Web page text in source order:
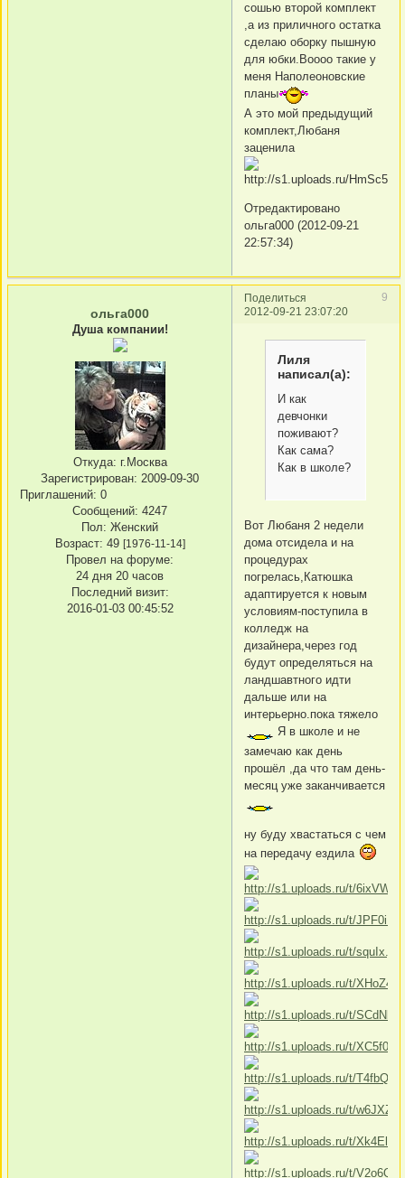
сошью второй комплект
,а из приличного остатка
сделаю оборку пышную
для юбки.Воооо такие у
меня Наполеоновские
планы
А это мой предыдущий
комплект,Любаня
заценила
Отредактировано
ольга000 (2012-09-21
22:57:34)
Поделиться
9
2012-09-21 23:07:20
ольга000
Душа компании!
Откуда: г.Москва
Зарегистрирован: 2009-09-30
Приглашений: 0
Сообщений: 4247
Пол: Женский
Возраст: 49 [1976-11-14]
Провел на форуме:
24 дня 20 часов
Последний визит:
2016-01-03 00:45:52
Лиля
написал(а):
И как
девчонки
поживают?
Как сама?
Как в школе?
Вот Любаня 2 недели
дома отсидела и на
процедурах
погрелась,Катюшка
адаптируется к новым
условиям-поступила в
колледж на
дизайнера,через год
будут определяться на
ландшавтного идти
дальше или на
интерьерно.пока тяжело
Я в школе и не
замечаю как день
прошёл ,да что там день-
месяц уже заканчивается
ну буду хвастаться с чем
на передачу ездила